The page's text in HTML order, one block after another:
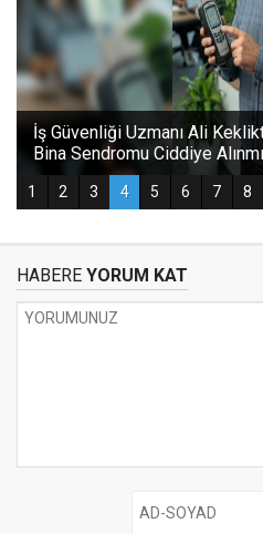
HABERE YORUM KAT